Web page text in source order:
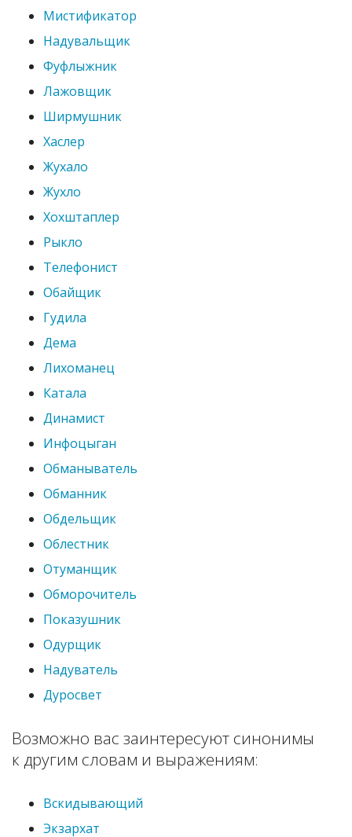
Мистификатор
Надувальщик
Фуфлыжник
Лажовщик
Ширмушник
Хаслер
Жухало
Жухло
Хохштаплер
Рыкло
Телефонист
Обайщик
Гудила
Дема
Лихоманец
Катала
Динамист
Инфоцыган
Обманыватель
Обманник
Обдельщик
Облестник
Отуманщик
Обморочитель
Показушник
Одурщик
Надуватель
Дуросвет
Возможно вас заинтересуют синонимы
к другим словам и выражениям:
Вскидывающий
Экзархат